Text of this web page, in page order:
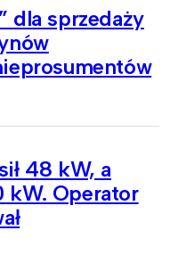
dla sprzedaży
48 kW, a
kW. Operator